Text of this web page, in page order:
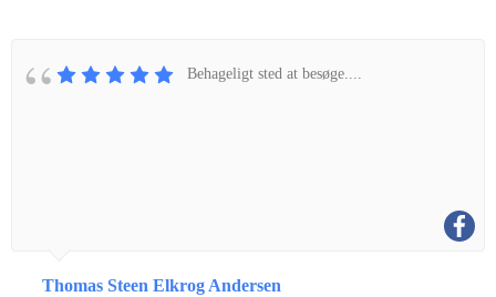
Behageligt sted at besøge....
Thomas Steen Elkrog Andersen